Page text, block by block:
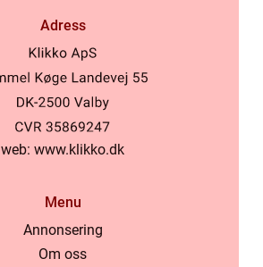
Adress
web: www.klikko.dk
Menu
Annonsering
Om oss